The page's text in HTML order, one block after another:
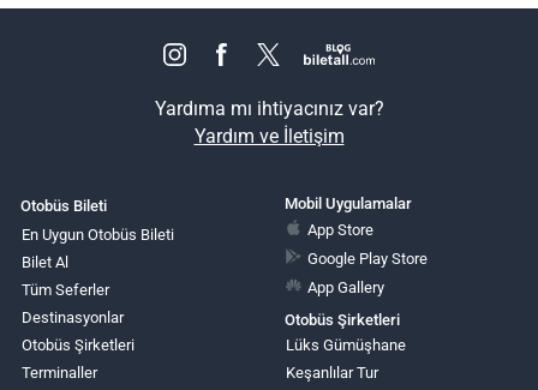
Yardıma mı ihtiyacınız var?
Yardım ve İletişim
Otobüs Bileti
En Uygun Otobüs Bileti
Bilet Al
Tüm Seferler
Destinasyonlar
Otobüs Şirketleri
Terminaller
Mobil Uygulamalar
App Store
Google Play Store
App Gallery
Otobüs Şirketleri
Lüks Gümüşhane
Keşanlılar Tur